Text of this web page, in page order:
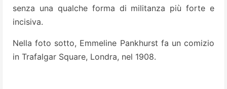
senza una qualche forma di militanza più forte e
incisiva.
Nella foto sotto, Emmeline Pankhurst fa un comizio
in Trafalgar Square, Londra, nel 1908.